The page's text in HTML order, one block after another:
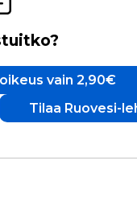
vain 2,90€
Tilaa Ruovesi-